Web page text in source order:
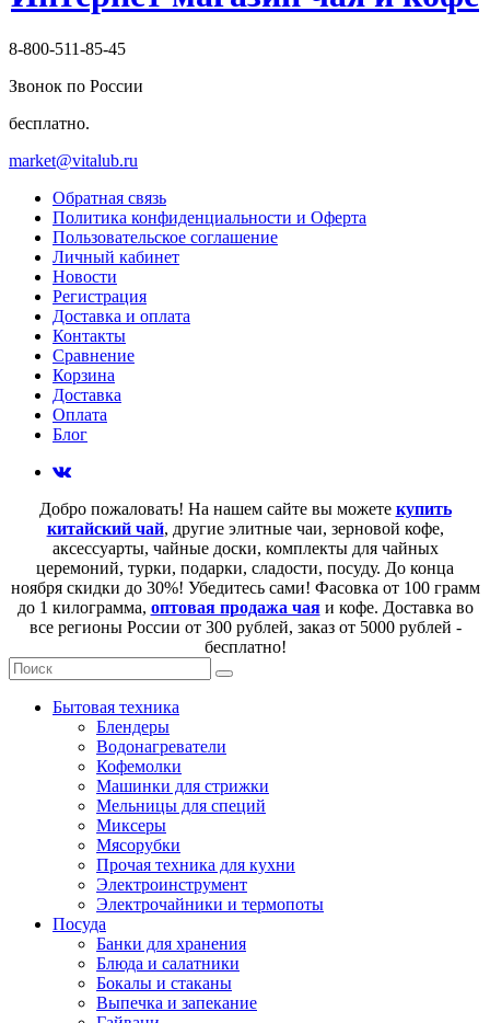
8-800-511-85-45
Звонок по России
бесплатно.
market@vitalub.ru
Обратная связь
Политика конфиденциальности и Оферта
Пользовательское соглашение
Личный кабинет
Новости
Регистрация
Доставка и оплата
Контакты
Сравнение
Корзина
Доставка
Оплата
Блог
Добро пожаловать! На нашем сайте вы можете купить
китайский чай, другие элитные чаи, зерновой кофе,
аксессуарты, чайные доски, комплекты для чайных
церемоний, турки, подарки, сладости, посуду. До конца
ноября скидки до 30%! Убедитесь сами! Фасовка от 100 грамм
до 1 килограмма, оптовая продажа чаяи кофе. Доставка во
все регионы России от 300 рублей, заказ от 5000 рублей -
бесплатно!
Бытовая техника
Блендеры
Водонагреватели
Кофемолки
Машинки для стрижки
Мельницы для специй
Миксеры
Мясорубки
Прочая техника для кухни
Электроинструмент
Электрочайники и термопоты
Посуда
Банки для хранения
Блюда и салатники
Бокалы и стаканы
Выпечка и запекание